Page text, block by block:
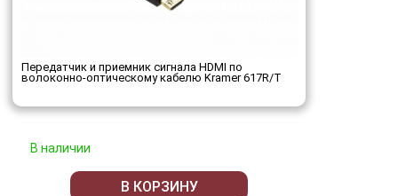
Передатчик и приемник сигнала HDMI по
волоконно-оптическому кабелю Kramer 617R/T
В наличии
В КОРЗИНУ